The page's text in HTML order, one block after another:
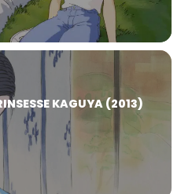
KAGUYA (2013)